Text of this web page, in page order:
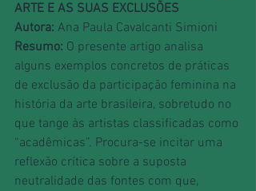
ARTE E AS SUAS EXCLUSÕES
Autora: Ana Paula Cavalcanti Simioni
Resumo: O presente artigo analisa
alguns exemplos concretos de práticas
de exclusão da participação feminina na
história da arte brasileira, sobretudo no
que tange às artistas classificadas como
“acadêmicas”. Procura-se incitar uma
reflexão crítica sobre a suposta
neutralidade das fontes com que,